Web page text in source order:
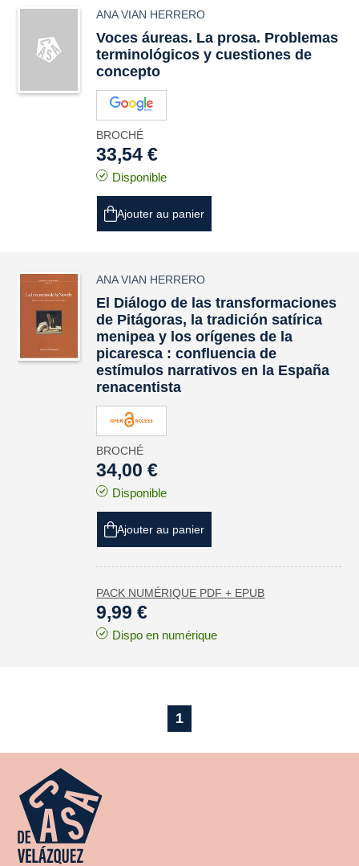
ANA VIAN HERRERO
Voces áureas. La prosa. Problemas
terminológicos y cuestiones de
concepto
BROCHÉ
33,54 €
Disponible
Ajouter au panier
ANA VIAN HERRERO
El Diálogo de las transformaciones
de Pitágoras, la tradición satírica
menipea y los orígenes de la
picaresca : confluencia de
estímulos narrativos en la España
renacentista
BROCHÉ
34,00 €
Disponible
Ajouter au panier
PACK NUMÉRIQUE PDF + EPUB
9,99 €
Dispo en numérique
1